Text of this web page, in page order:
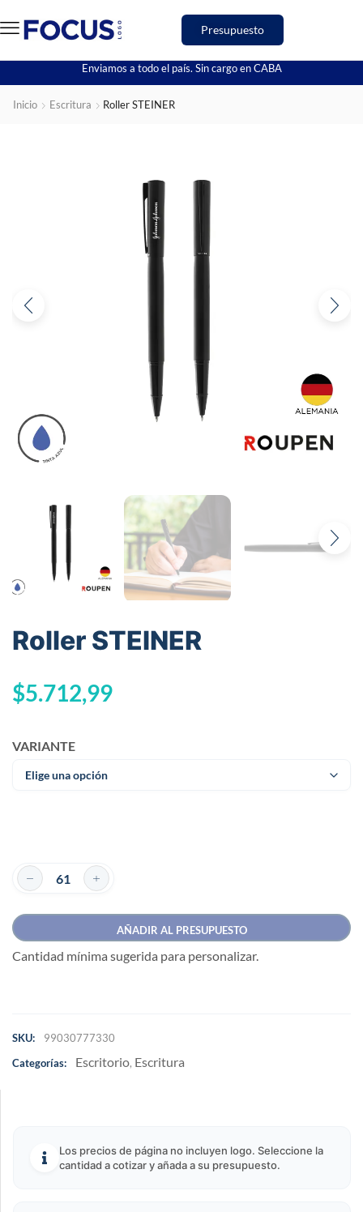
Presupuesto
Enviamos a todo el país. Sin cargo en CABA
Inicio Escritura Roller STEINER
Roller STEINER
$5.712,99
VARIANTE
AÑADIR AL PRESUPUESTO
Cantidad mínima sugerida para personalizar.
SKU:
99030777330
Categorías:
Escritorio, Escritura
Los precios de página no incluyen logo. Seleccione la
cantidad a cotizar y añada a su presupuesto.